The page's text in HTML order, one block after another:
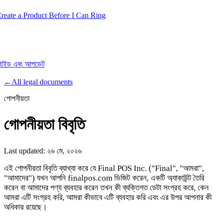
a Product Before I Can Ring
এবং আপডেট
Product
Merchant Hub Manage
Organization Tools BuildCreate unique checkout flows
ScaleDistribute your POS creations
custom capabilities
← All legal documents
গোপনীয়তা
গোপনীয়তা বিবৃতি
Last updated: ২৬ মে, ২০২৬
এই গোপনীয়তা বিবৃতি ব্যাখ্যা করে যে Final POS Inc. ("Final", "আমরা",
"আমাদের") যখন আপনি finalpos.com ভিজিট করেন, একটি অ্যাকাউন্ট তৈরি
করেন বা আমাদের পণ্য ব্যবহার করেন তখন কী ব্যক্তিগত ডেটা সংগ্রহ করে, কেন
আমরা এটি সংগ্রহ করি, আমরা কীভাবে এটি ব্যবহার করি এবং এর উপর আপনার কী
অধিকার রয়েছে।